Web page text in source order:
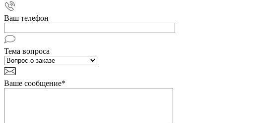
Ваш телефон
Тема вопроса
Ваше сообщение*